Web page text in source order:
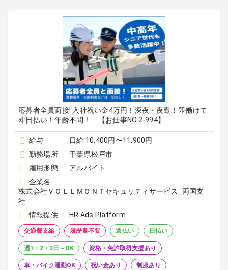
応募者全員面接! 入社祝い金4万円！深夜・夜勤！即働けて
即日払い！年齢不問！ 【お仕事NO.2-994】
給与
日給 10,400円〜11,900円
勤務場所
千葉県松戸市
雇用形態
アルバイト
企業名
株式会社ＶＯＬＬＭＯＮＴセキュリティサービス_両国支
社
情報提供
HR Ads Platform
交通費支給 履歴書不要 週払い 日払い
週1・2・3日～OK 資格・免許取得支援あり
車・バイク通勤OK 祝い金あり 制服あり